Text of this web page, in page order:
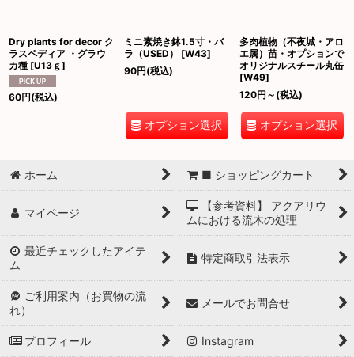
Dry plants for decor ク
ラスペディア ・グラウ
カ種 [U13ｇ]
60円(税込)
ミニ素焼き鉢1.5寸・バ
ラ（USED）
[W43]
90円(税込)
オプション選択
多肉植物（不夜城・アロ
エ属）苗・オプションで
オリジナルスチール丸缶
[W49]
120円 ～ (税込)
オプション選択
ホーム ■ ショッピングカート
マイページ
【参考資料】 アクアリウ
ムにおける流木の処理
最近チェックしたアイテ
ム
特定商取引法表示
ご利用案内（お買物の流
れ）
メールでお問合せ
プロフィール Instagram